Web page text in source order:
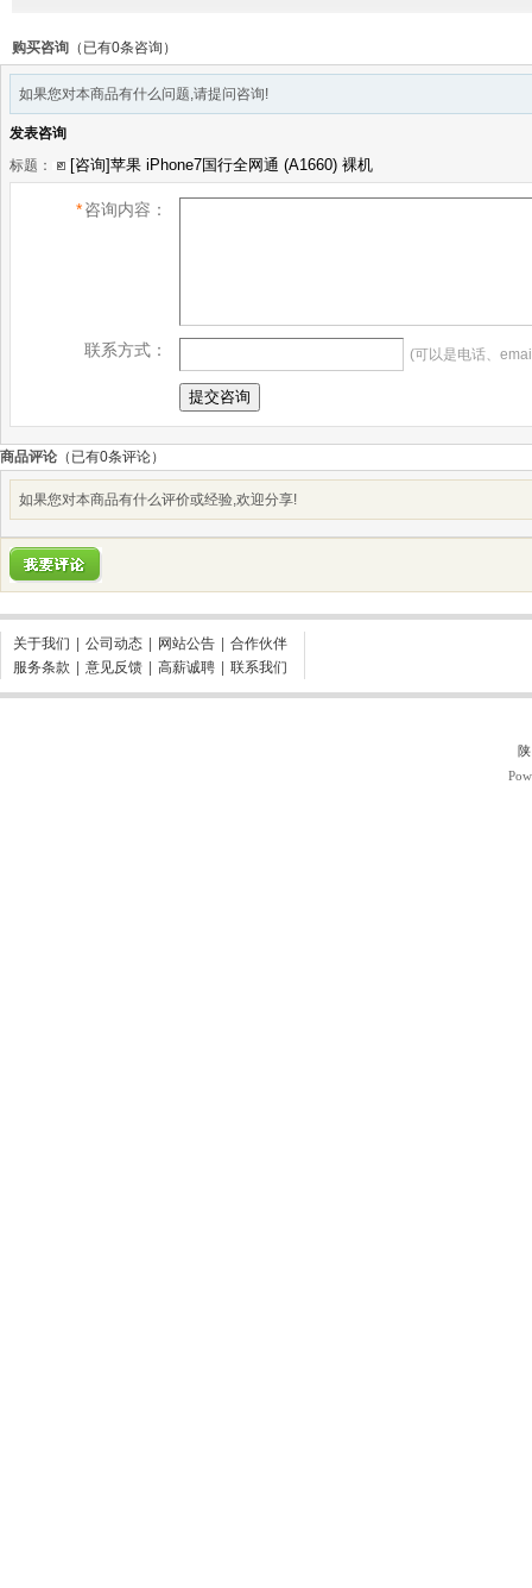
购买咨询 （已有0条咨询）
如果您对本商品有什么问题,请提问咨询!
发表咨询
标题：
*咨询内容：
联系方式： (可以是电话、
商品评论 （已有0条评论）
如果您对本商品有什么评价或经验,欢迎分享!
关于我们 公司动态 网站公告
合作伙伴
服务条款
意见反馈 高薪诚聘 联系我们